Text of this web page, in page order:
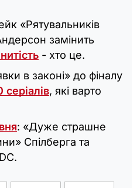
«Рятувальників
замінить
- хто це.
в законі» до фіналу
серіалів, які варто
: «Дуже страшне
Спілберга та